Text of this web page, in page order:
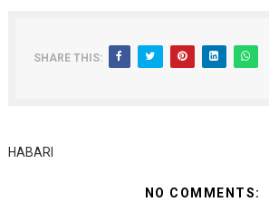
SHARE THIS:
HABARI
NO COMMENTS: